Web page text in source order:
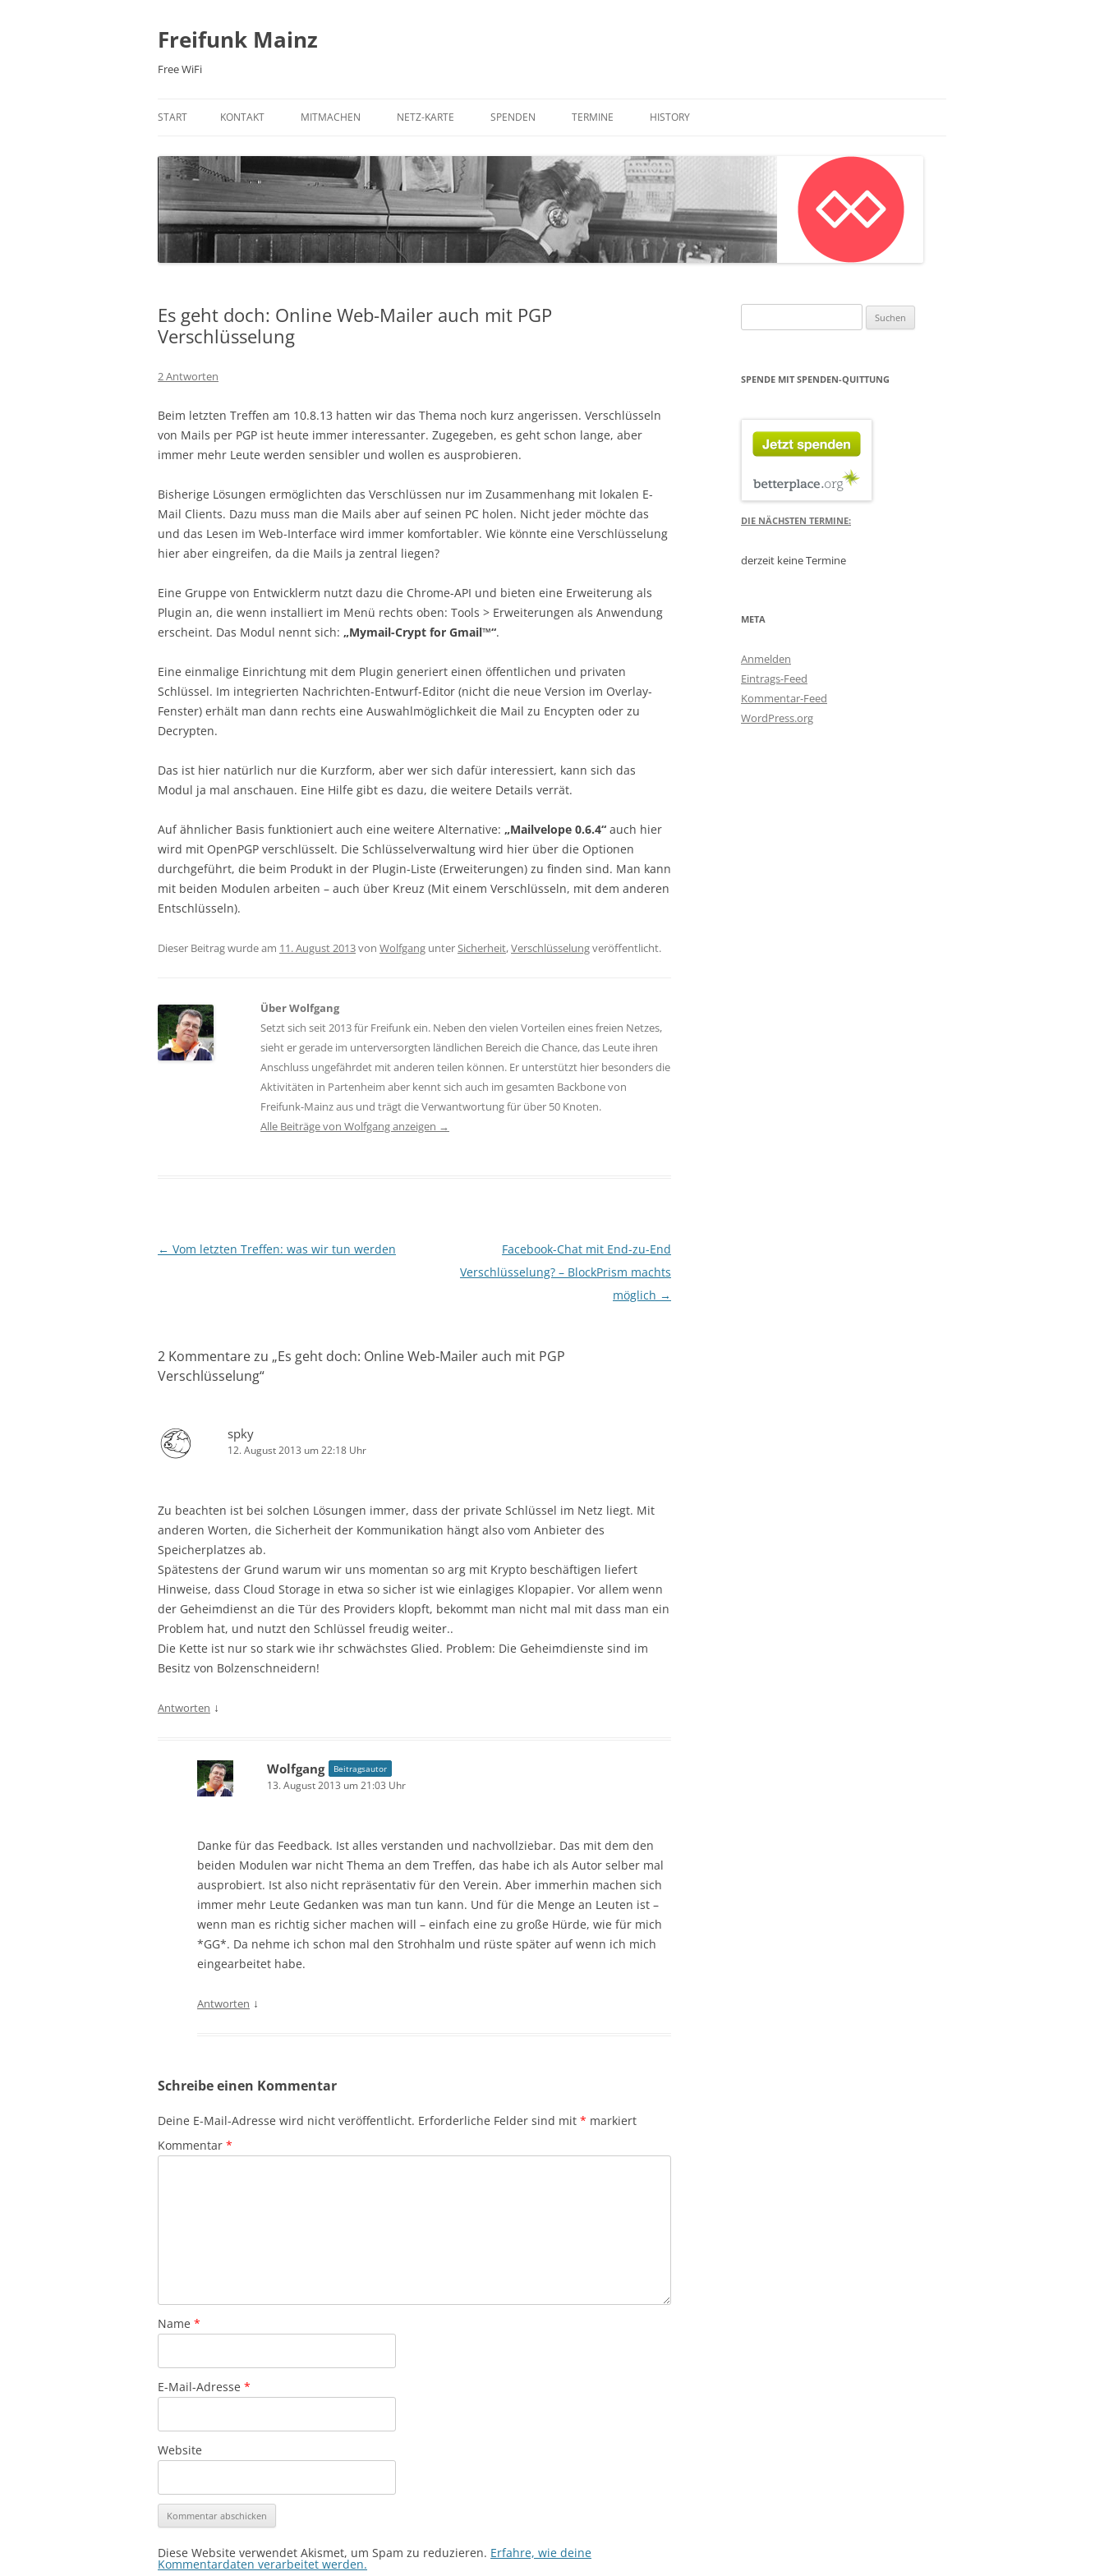
springen
Freifunk Mainz
Free WiFi
START KONTAKT
MAILINGLISTE
NEWSLETTER
IRC-CHAT
TWITTER
MITMACHEN
MITGLIED WERDEN
WIKI
PRAXIS: 3D CORNER ANTENNE
NETZ-KARTE SPENDEN
GOODING
TERMINE HISTORY
IM FERNSEHEN
STADTRATS-ANTRAG:
KOSTENFREIES WLAN IN MAINZ
Es geht doch: Online Web-Mailer auch mit PGP
Verschlüsselung
2 Antworten
Beim letzten Treffen am 10.8.13 hatten wir das Thema noch kurz angerissen. Verschlüsseln
von Mails per PGP ist heute immer interessanter. Zugegeben, es geht schon lange, aber
immer mehr Leute werden sensibler und wollen es ausprobieren.
Bisherige Lösungen ermöglichten das Verschlüssen nur im Zusammenhang mit lokalen E-
Mail Clients. Dazu muss man die Mails aber auf seinen PC holen. Nicht jeder möchte das
und das Lesen im Web-Interface wird immer komfortabler. Wie könnte eine Verschlüsselung
hier aber eingreifen, da die Mails ja zentral liegen?
Eine Gruppe von Entwicklerm nutzt dazu die Chrome-API und bieten eine Erweiterung als
Plugin an, die wenn installiert im Menü rechts oben: Tools > Erweiterungen als Anwendung
erscheint. Das Modul nennt sich: „Mymail-Crypt for Gmail™“.
Eine einmalige Einrichtung mit dem Plugin generiert einen öffentlichen und privaten
Schlüssel. Im integrierten Nachrichten-Entwurf-Editor (nicht die neue Version im Overlay-
Fenster) erhält man dann rechts eine Auswahlmöglichkeit die Mail zu Encypten oder zu
Decrypten.
Das ist hier natürlich nur die Kurzform, aber wer sich dafür interessiert, kann sich das
Modul ja mal anschauen. Eine Hilfe gibt es dazu, die weitere Details verrät.
Auf ähnlicher Basis funktioniert auch eine weitere Alternative: „Mailvelope 0.6.4“ auch hier
wird mit OpenPGP verschlüsselt. Die Schlüsselverwaltung wird hier über die Optionen
durchgeführt, die beim Produkt in der Plugin-Liste (Erweiterungen) zu finden sind. Man kann
mit beiden Modulen arbeiten – auch über Kreuz (Mit einem Verschlüsseln, mit dem anderen
Entschlüsseln).
Dieser Beitrag wurde am 11. August 2013von Wolfgang unterSicherheit,Verschlüsselungveröffentlicht.
Über Wolfgang
Setzt sich seit 2013 für Freifunk ein. Neben den vielen Vorteilen eines freien Netzes,
sieht er gerade im unterversorgten ländlichen Bereich die Chance, das Leute ihren
Anschluss ungefährdet mit anderen teilen können. Er unterstützt hier besonders die
Aktivitäten in Partenheim aber kennt sich auch im gesamten Backbone von
Freifunk-Mainz aus und trägt die Verwantwortung für über 50 Knoten.
Alle Beiträge von Wolfgang anzeigen →
Beitragsnavigation
← Vom letzten Treffen: was wir tun werden
Facebook-Chat mit End-zu-End
Verschlüsselung? – BlockPrism machts
möglich →
2 Kommentare zu „Es geht doch: Online Web-Mailer auch mit PGP
Verschlüsselung“
spky
12. August 2013 um 22:18 Uhr
Zu beachten ist bei solchen Lösungen immer, dass der private Schlüssel im Netz liegt. Mit
anderen Worten, die Sicherheit der Kommunikation hängt also vom Anbieter des
Speicherplatzes ab.
Spätestens der Grund warum wir uns momentan so arg mit Krypto beschäftigen liefert
Hinweise, dass Cloud Storage in etwa so sicher ist wie einlagiges Klopapier. Vor allem wenn
der Geheimdienst an die Tür des Providers klopft, bekommt man nicht mal mit dass man ein
Problem hat, und nutzt den Schlüssel freudig weiter..
Die Kette ist nur so stark wie ihr schwächstes Glied. Problem: Die Geheimdienste sind im
Besitz von Bolzenschneidern!
Antworten ↓
Wolfgang Beitragsautor
13. August 2013 um 21:03 Uhr
Danke für das Feedback. Ist alles verstanden und nachvollziebar. Das mit dem den
beiden Modulen war nicht Thema an dem Treffen, das habe ich als Autor selber mal
ausprobiert. Ist also nicht repräsentativ für den Verein. Aber immerhin machen sich
immer mehr Leute Gedanken was man tun kann. Und für die Menge an Leuten ist –
wenn man es richtig sicher machen will – einfach eine zu große Hürde, wie für mich
*GG*. Da nehme ich schon mal den Strohhalm und rüste später auf wenn ich mich
eingearbeitet habe.
Antworten ↓
Schreibe einen Kommentar
Deine E-Mail-Adresse wird nicht veröffentlicht. Erforderliche Felder sind mit * markiert
Kommentar *
Name *
E-Mail-Adresse *
Website
Diese Website verwendet Akismet, um Spam zu reduzieren. Erfahre, wie deine
Kommentardaten verarbeitet werden.
nach:
SPENDE MIT SPENDEN-QUITTUNG
DIE NÄCHSTEN TERMINE:
derzeit keine Termine
META
Anmelden
Eintrags-Feed
Kommentar-Feed
WordPress.org